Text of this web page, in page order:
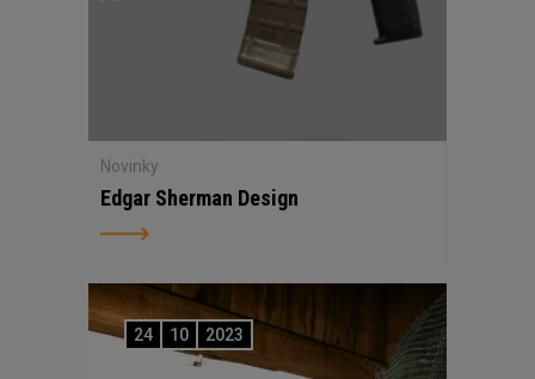
Novinky
Edgar Sherman Design
24 10 2023